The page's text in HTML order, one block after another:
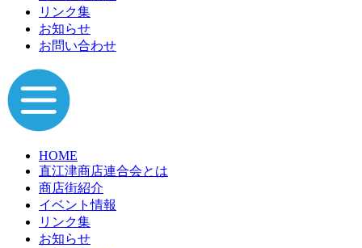
リンク集
お知らせ
お問い合わせ
HOME
直江津商店連合会とは
商店街紹介
イベント情報
リンク集
お知らせ